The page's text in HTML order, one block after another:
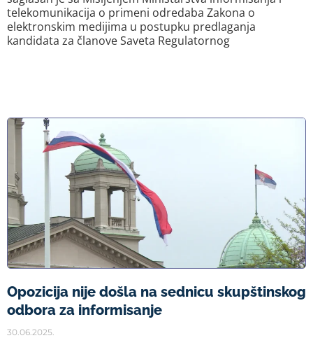
telekomunikacija o primeni odredaba Zakona o
elektronskim medijima u postupku predlaganja
kandidata za članove Saveta Regulatornog
Opozicija nije došla na sednicu skupštinskog
odbora za informisanje
30.06.2025.